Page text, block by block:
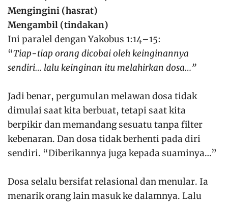
Mengingini (hasrat)
Mengambil (tindakan)
Ini paralel dengan Yakobus 1:14–15:
“Tiap-tiap orang dicobai oleh keinginannya
sendiri… lalu keinginan itu melahirkan dosa…”
Jadi benar, pergumulan melawan dosa tidak
dimulai saat kita berbuat, tetapi saat kita
berpikir dan memandang sesuatu tanpa filter
kebenaran. Dan dosa tidak berhenti pada diri
sendiri. “Diberikannya juga kepada suaminya…”
Dosa selalu bersifat relasional dan menular. Ia
menarik orang lain masuk ke dalamnya. Lalu